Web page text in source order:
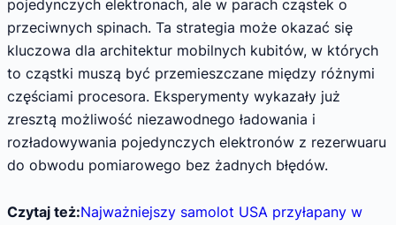
pojedynczych elektronach, ale w parach cząstek o
przeciwnych spinach. Ta strategia może okazać się
kluczowa dla architektur mobilnych kubitów, w których
to cząstki muszą być przemieszczane między różnymi
częściami procesora. Eksperymenty wykazały już
zresztą możliwość niezawodnego ładowania i
rozładowywania pojedynczych elektronów z rezerwuaru
do obwodu pomiarowego bez żadnych błędów.
Czytaj też:Najważniejszy samolot USA przyłapany w